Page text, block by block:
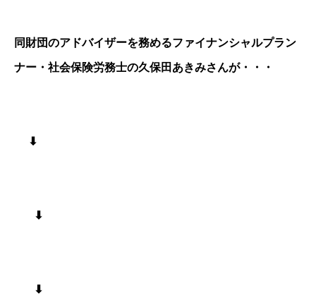
同財団のアドバイザーを務めるファイナンシャルプラン
ナー・社会保険労務士の久保田あきみさんが・・・
⬇︎
⬇︎
⬇︎